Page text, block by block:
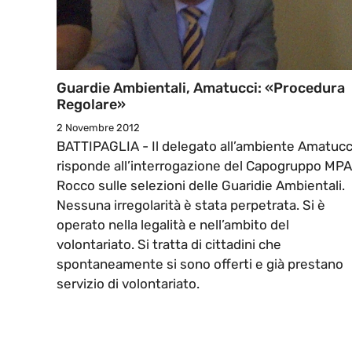
Guardie Ambientali, Amatucci: «Procedura
Regolare»
2 Novembre 2012
BATTIPAGLIA - Il delegato all’ambiente
risponde all’interrogazione del Capogruppo MPA
Rocco sulle selezioni delle Guaridie Ambientali.
Nessuna irregolarità è stata perpetrata. Si è
operato nella legalità e nell’ambito del
volontariato. Si tratta di cittadini che
spontaneamente si sono offerti e già prestano
servizio di volontariato.